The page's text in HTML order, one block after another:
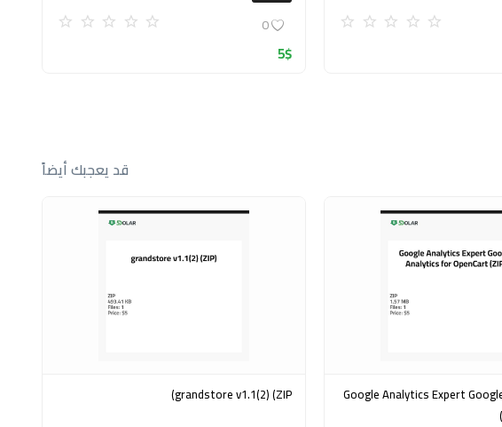
0
5$
قد يعجبك أيضاً
Google Analytics Expert Google Analytics for
grandstore v1.1(2) (ZIP)